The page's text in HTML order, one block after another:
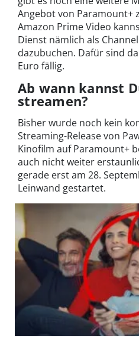
Angebot von Paramount+
Amazon Prime Video
Dienst nämlich als
dazubuchen. Dafür sind
Euro fällig.
Ab wann kannst
streamen?
Bisher wurde noch kein
Streaming-Release von
Kinofilm auf Paramount+
auch nicht weiter
gerade erst am 28.
Leinwand gestartet.